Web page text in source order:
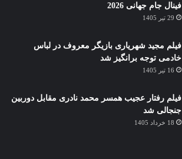
فینال جام جهانی 2026
29 تیر 1405
فیلم مجید شهریاری بازیگر معروف در لباس
خادمی توجه برانگیز شد
16 تیر 1405
فیلم رفتار عجیب همسر محمد نادری مقابل دوربین
جنجالی شد
18 خرداد 1405